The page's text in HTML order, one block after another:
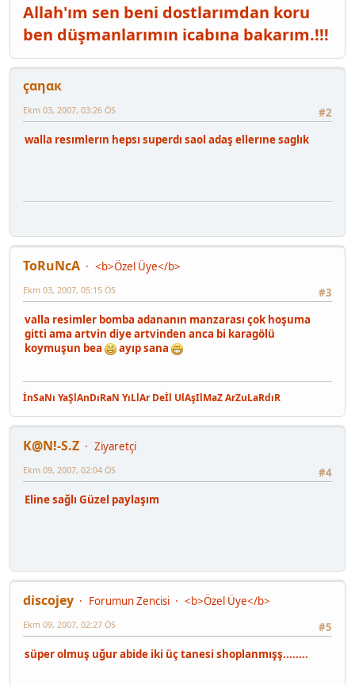
Allah'ım sen beni dostlarımdan koru
ben düşmanlarımın icabına bakarım.!!!
çαηαк
#2
Ekm 03, 2007, 03:26 ÖS
walla resımlerın hepsı superdı saol adaş ellerıne saglık
ToRuNcA
<b>Özel Üye</b>
#3
Ekm 03, 2007, 05:15 ÖS
valla resimler bomba adananın manzarası çok hoşuma
gitti ama artvin diye artvinden anca bi karagölü
koymuşun bea
ayıp sana
İnSaNı YaŞlAnDıRaN YıLlAr Deİl UlAşIlMaZ ArZuLaRdıR
K@N!-S.Z
Ziyaretçi
#4
Ekm 09, 2007, 02:04 ÖS
Eline sağlı Güzel paylaşım
discojey Forumun Zencisi
<b>Özel Üye</b>
#5
Ekm 09, 2007, 02:27 ÖS
süper olmuş uğur abide iki üç tanesi shoplanmışş........